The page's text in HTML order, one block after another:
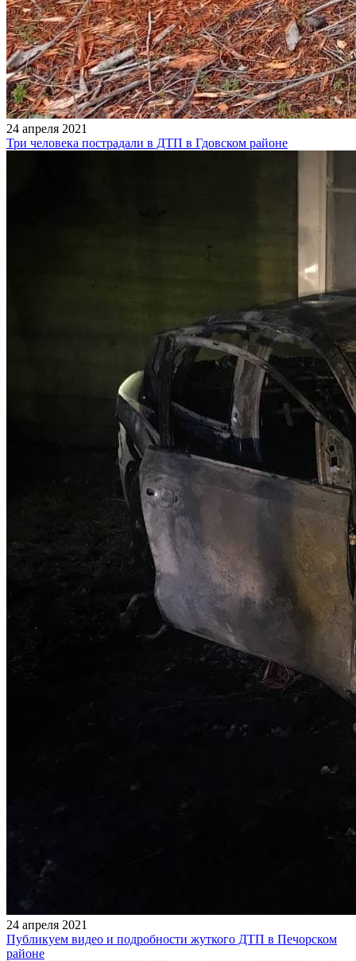
24 апреля 2021
Три человека пострадали в ДТП в Гдовском районе
24 апреля 2021
Публикуем видео и подробности жуткого ДТП в Печорском
районе